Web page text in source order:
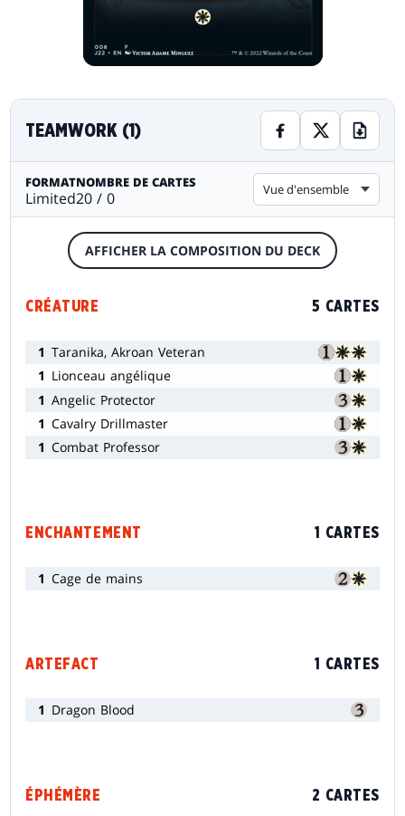
TEAMWORK (1)
FORMAT
Limited
NOMBRE DE CARTES
20 / 0 Vue d'ensemble
AFFICHER LA COMPOSITION DU DECK
CRÉATURE 5 CARTES
1 Taranika, Akroan Veteran
1 Lionceau angélique
1 Angelic Protector
1 Cavalry Drillmaster
1 Combat Professor
ENCHANTEMENT 1 CARTES
1 Cage de mains
ARTEFACT 1 CARTES
1 Dragon Blood
ÉPHÉMÈRE 2 CARTES